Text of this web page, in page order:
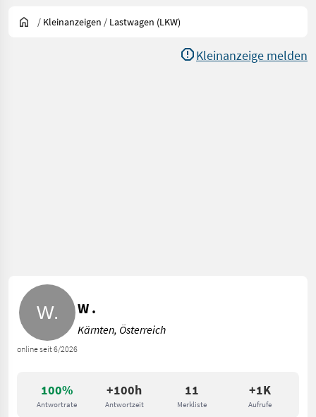
/ Kleinanzeigen / Lastwagen (LKW)
Kleinanzeige melden
100%
Antwortrate
+100h
Antwortzeit
11
Merkliste
+1K
Aufrufe
online seit 6/2026
W .
Kärnten, Österreich